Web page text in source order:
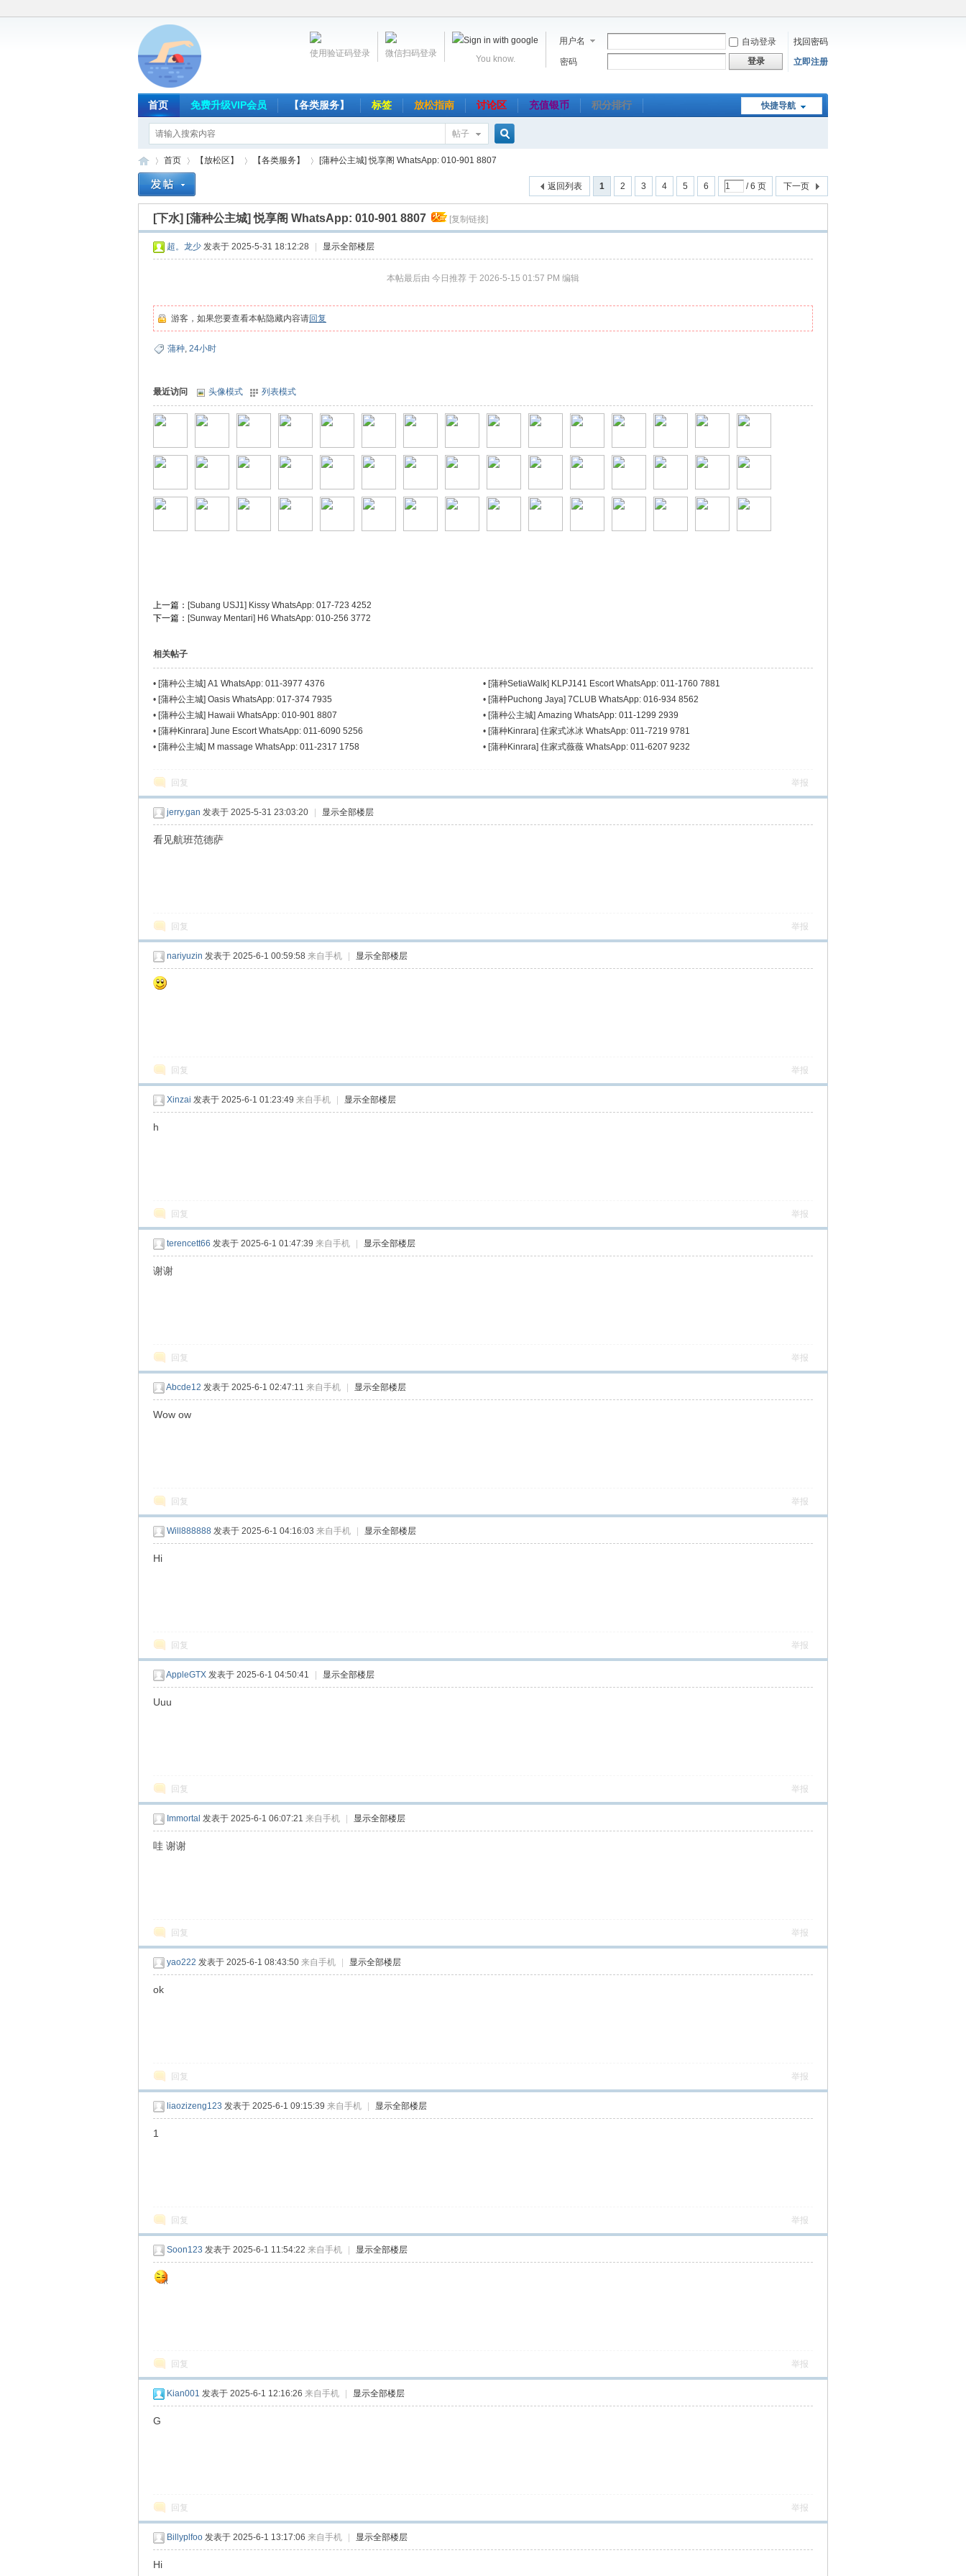
用户名 自动登录
找回密码
密码
登录 立即注册
You know.
微信扫码登录
使用验证码登录
快捷导航
首页 免费升级VIP会员 【各类服务】 标签 放松指南 讨论区 充值银币 积分排行
帖子
»
首页
›
【放松区】
›
【各类服务】
›
[蒲种公主城] 悦享阁 WhatsApp: 010-901 8807
1 2 3 4 5 6 / 6 页 下一页
返回列表
[下水] [蒲种公主城] 悦享阁 WhatsApp: 010-901 8807 [复制链接]
超。龙少 发表于 2025-5-31 18:12:28 显示全部楼层
本帖最后由 今日推荐 于 2026-5-15 01:57 PM 编辑
游客，如果您要查看本帖隐藏内容请回复
蒲种, 24小时
最近访问 头像模式 列表模式
上一篇： [Subang USJ1] Kissy WhatsApp: 017-723 4252
下一篇： [Sunway Mentari] H6 WhatsApp: 010-256 3772
相关帖子
• [蒲种公主城] A1 WhatsApp: 011-3977 4376 • [蒲种SetiaWalk] KLPJ141 Escort WhatsApp: 011-1760 7881
• [蒲种公主城] Oasis WhatsApp: 017-374 7935 • [蒲种Puchong Jaya] 7CLUB WhatsApp: 016-934 8562
• [蒲种公主城] Hawaii WhatsApp: 010-901 8807 • [蒲种公主城] Amazing WhatsApp: 011-1299 2939
• [蒲种Kinrara] June Escort WhatsApp: 011-6090 5256 • [蒲种Kinrara] 住家式冰冰 WhatsApp: 011-7219 9781
• [蒲种公主城] M massage WhatsApp: 011-2317 1758 • [蒲种Kinrara] 住家式薇薇 WhatsApp: 011-6207 9232
回复 举报
jerry.gan 发表于 2025-5-31 23:03:20 显示全部楼层
看见航班范德萨
回复 举报
nariyuzin 发表于 2025-6-1 00:59:58 来自手机 显示全部楼层
回复 举报
Xinzai 发表于 2025-6-1 01:23:49 来自手机 显示全部楼层
h
回复 举报
terencett66 发表于 2025-6-1 01:47:39 来自手机 显示全部楼层
谢谢
回复 举报
Abcde12 发表于 2025-6-1 02:47:11 来自手机 显示全部楼层
Wow ow
回复 举报
Will888888 发表于 2025-6-1 04:16:03 来自手机 显示全部楼层
Hi
回复 举报
AppleGTX 发表于 2025-6-1 04:50:41 显示全部楼层
Uuu
回复 举报
Immortal 发表于 2025-6-1 06:07:21 来自手机 显示全部楼层
哇 谢谢
回复 举报
yao222 发表于 2025-6-1 08:43:50 来自手机 显示全部楼层
ok
回复 举报
liaozizeng123 发表于 2025-6-1 09:15:39 来自手机 显示全部楼层
1
回复 举报
Soon123 发表于 2025-6-1 11:54:22 来自手机 显示全部楼层
回复 举报
Kian001 发表于 2025-6-1 12:16:26 来自手机 显示全部楼层
G
回复 举报
Billyplfoo 发表于 2025-6-1 13:17:06 来自手机 显示全部楼层
Hi